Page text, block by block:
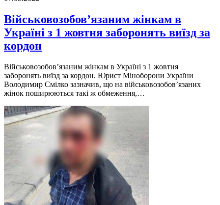
Військовозобов’язаним жінкам в
Україні з 1 жовтня заборонять виїзд за
кордон
Вiйськовозобов’язаним жiнкам в Українi з 1 жовтня
заборонять виїзд за кордон. Юрист Мiноборони України
Володимир Смiлко зазначив, що на вiйськовозобов’язаних
жiнок поширюються такi ж обмеження,…